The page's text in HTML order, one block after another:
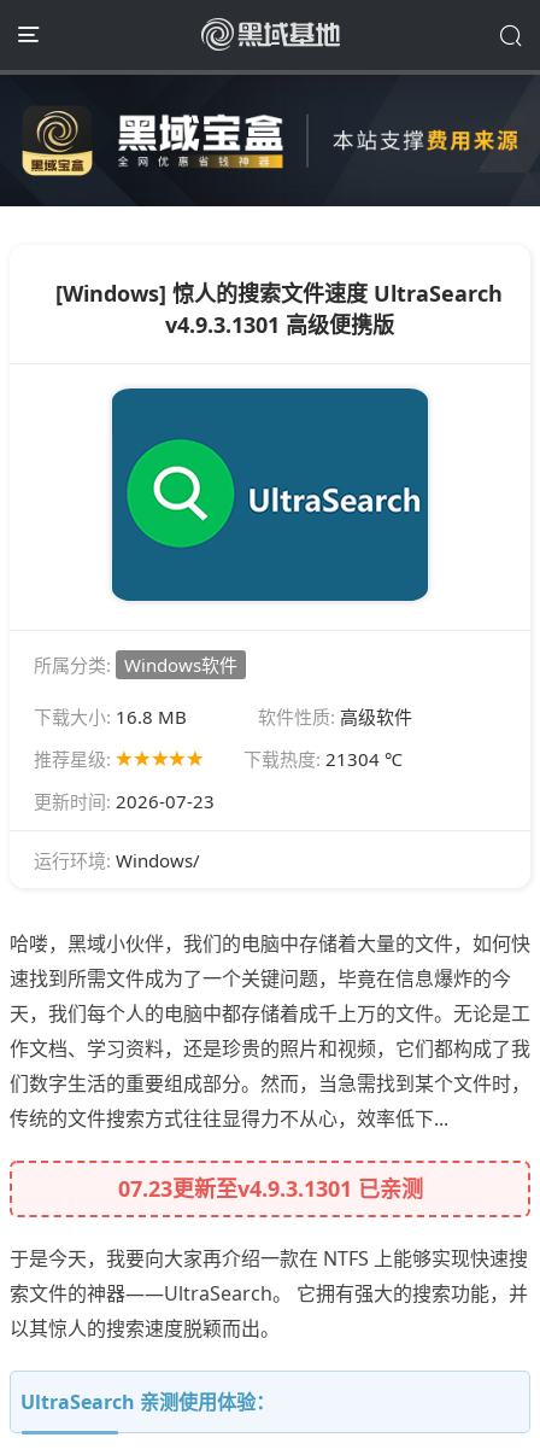
[Windows] 惊人的搜索文件速度 UltraSearch
v4.9.3.1301 高级便携版
所属分类: Windows软件
下载大小: 16.8 MB 软件性质: 高级软件
推荐星级:
下载热度: 21304 ℃
更新时间: 2026-07-23
运行环境: Windows/
哈喽，黑域小伙伴，我们的电脑中存储着大量的文件，如何快
速找到所需文件成为了一个关键问题，毕竟在信息爆炸的今
天，我们每个人的电脑中都存储着成千上万的文件。无论是工
作文档、学习资料，还是珍贵的照片和视频，它们都构成了我
们数字生活的重要组成部分。然而，当急需找到某个文件时，
传统的文件搜索方式往往显得力不从心，效率低下...
07.23更新至v4.9.3.1301 已亲测
于是今天，我要向大家再介绍一款在 NTFS 上能够实现快速搜
索文件的神器——UltraSearch。 它拥有强大的搜索功能，并
以其惊人的搜索速度脱颖而出。
UltraSearch 亲测使用体验：